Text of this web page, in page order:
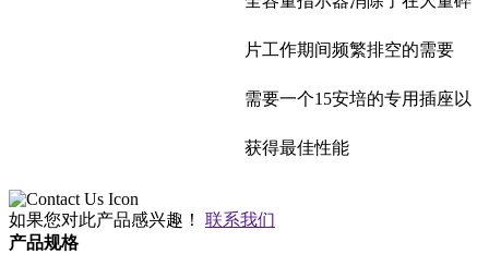
片工作期间频繁排空的需要
需要一个15安培的专用插座以
获得最佳性能
如果您对此产品感兴趣！ 联系我们
产品规格